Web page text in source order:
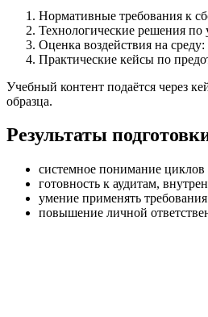
Нормативные требования к
Технологические решения по
Оценка воздействия на
Практические кейсы по
Учебный контент подаётся через
образца.
Результаты
системное понимание
готовность к аудитам,
умение применять
повышение личной